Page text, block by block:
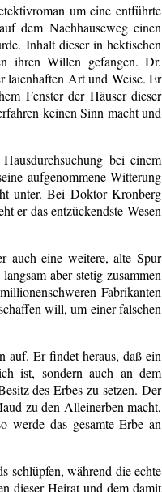
um eine entführte
dem Nachhauseweg einen
Inhalt dieser in hektischen
ihren Willen gefangen. Dr.
laienhaften Art und Weise. Er
Fenster der Häuser dieser
keinen Sinn macht und
bei einem
aufgenommene Witterung
unter. Bei Doktor Kronberg
er das entzückendste Wesen
auch eine weitere, alte Spur
aber stetig zusammen
Fabrikanten
will, um einer falschen
auf. Er findet heraus, daß ein
ist, sondern auch an dem
des Erbes zu setzen. Der
zu den Alleinerben macht,
werde das gesamte Erbe an
schlüpfen, während die echte
dieser Heirat und dem damit